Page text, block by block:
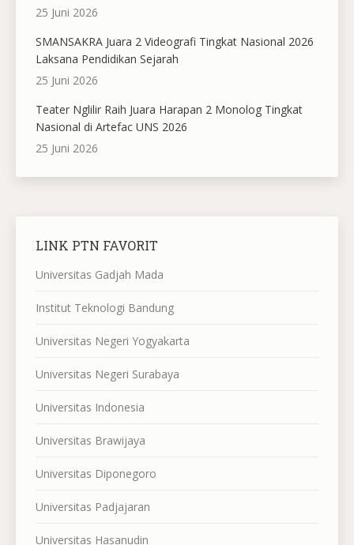
25 Juni 2026
SMANSAKRA Juara 2 Videografi Tingkat Nasional 2026
Laksana Pendidikan Sejarah
25 Juni 2026
Teater Nglilir Raih Juara Harapan 2 Monolog Tingkat
Nasional di Artefac UNS 2026
25 Juni 2026
LINK PTN FAVORIT
Universitas Gadjah Mada
Institut Teknologi Bandung
Universitas Negeri Yogyakarta
Universitas Negeri Surabaya
Universitas Indonesia
Universitas Brawijaya
Universitas Diponegoro
Universitas Padjajaran
Universitas Hasanudin